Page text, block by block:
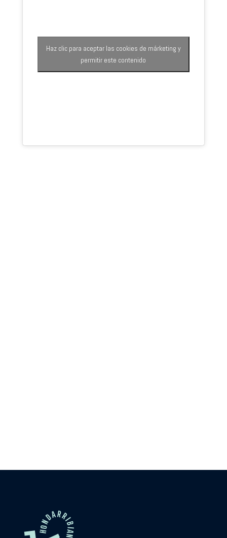
Haz clic para aceptar las cookies de márketing y
permitir este contenido